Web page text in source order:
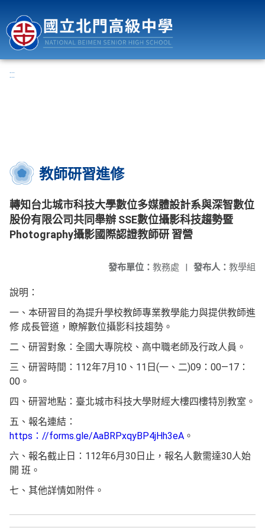
:::
教師研習進修
轉知台北城市科技大學數位多媒體設計系與深智數位
股份有限公司共同舉辦 SSE數位攝影科技趨勢暨
Photography攝影國際認證教師研 習營
發布人： 教學組
發布單位： 教務處 |
說明：
一、本研習目的為提升學校教師專業教學能力與提供教師進
修 成長管道，瞭解數位攝影科技趨勢。
二、研習對象：全國大專院校、高中職老師及行政人員。
三、研習時間：112年7月10、11日(一、二)09：00—17：
00。
四、研習地點：臺北城市科技大學財經大樓四樓特別教室。
五、報名連結：
https：//forms.gle/AaBRPxqyBP4jHh3eA 。
六、報名截止日：112年6月30日止，報名人數需達30人始
開 班。
七、其他詳情如附件。